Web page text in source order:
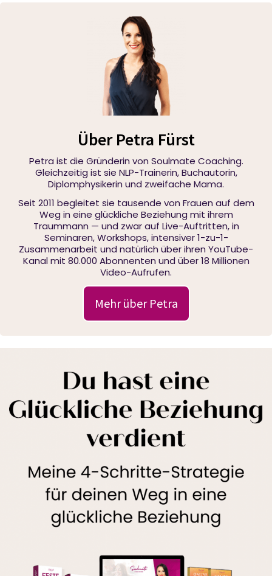
Über Petra Fürst
Petra ist die Gründerin von Soulmate Coaching.
Gleichzeitig ist sie NLP-Trainerin, Buchautorin,
Diplomphysikerin und zweifache Mama.
Seit 2011 begleitet sie tausende von Frauen auf dem
Weg in eine glückliche Beziehung mit ihrem
Traummann — und zwar auf Live-Auftritten, in
Seminaren, Workshops, intensiver 1-zu-1-
Zusammenarbeit und natürlich über ihren YouTube-
Kanal mit 80.000 Abonnenten und über 18 Millionen
Video-Aufrufen.
Mehr über Petra